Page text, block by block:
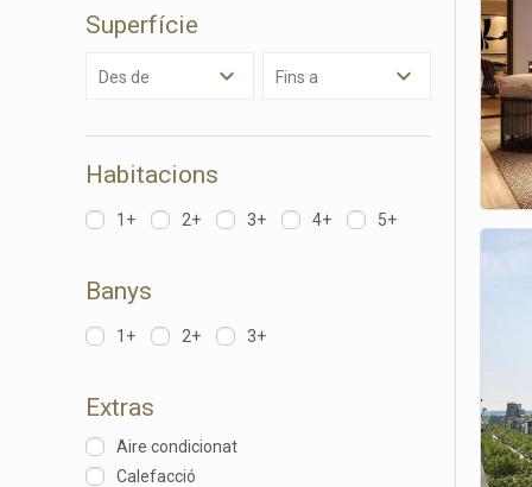
Superfície
Des de Fins a
Habitacions
1+ 2+ 3+ 4+ 5+
Banys
1+ 2+ 3+
Extras
Aire condicionat
Calefacció
La
de
dels